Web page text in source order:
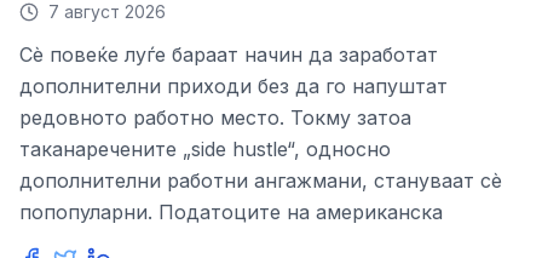
7 август 2026
Сè повеќе луѓе бараат начин да заработат
дополнителни приходи без да го напуштат
редовното работно место. Токму затоа
таканаречените „side hustle“, односно
дополнителни работни ангажмани, стануваат сè
попопуларни. Податоците на американска